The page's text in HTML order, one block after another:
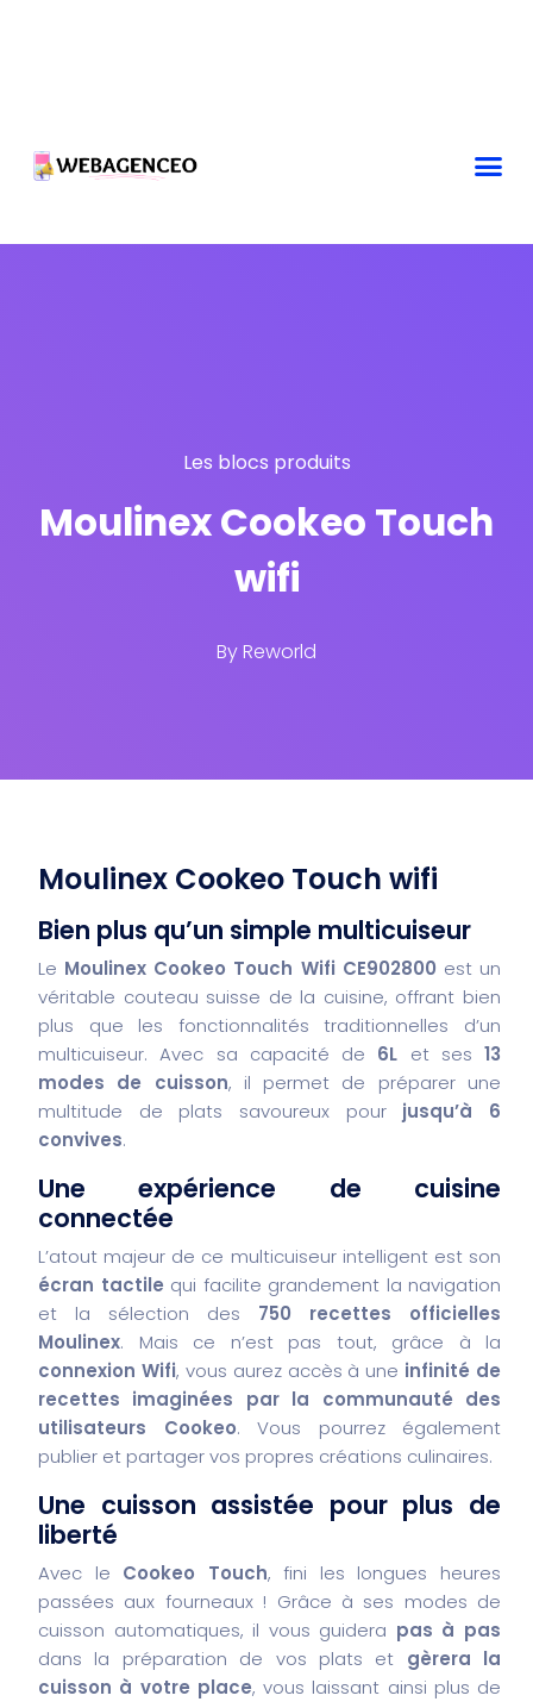
Les blocs produits
Moulinex Cookeo Touch
wifi
ByReworld
Moulinex Cookeo Touch wifi
Bien plus qu’un simple multicuiseur
Le Moulinex Cookeo Touch Wifi CE902800 est un
véritable couteau suisse de la cuisine, offrant bien
plus que les fonctionnalités traditionnelles d’un
multicuiseur. Avec sa capacité de 6L et ses 13
modes de cuisson, il permet de préparer une
multitude de plats savoureux pour jusqu’à 6
convives.
Une expérience de cuisine
connectée
L’atout majeur de ce multicuiseur intelligent est son
écran tactile qui facilite grandement la navigation
et la sélection des 750 recettes officielles
Moulinex. Mais ce n’est pas tout, grâce à la
connexion Wifi, vous aurez accès à une infinité de
recettes imaginées par la communauté des
utilisateurs Cookeo. Vous pourrez également
publier et partager vos propres créations culinaires.
Une cuisson assistée pour plus de
liberté
Avec le Cookeo Touch, fini les longues heures
passées aux fourneaux ! Grâce à ses modes de
cuisson automatiques, il vous guidera pas à pas
dans la préparation de vos plats et gèrera la
cuisson à votre place, vous laissant ainsi plus de